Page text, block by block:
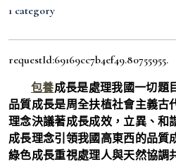
1 category
requestId:69169cc7b4ef49.80755955.
包養成長是處理我國一切題
品質成長是周全扶植社會主義古
理念決議著成長成效，立異、和
成長理念引領我國高東西的品質
綠色成長重視處理人與天然協調